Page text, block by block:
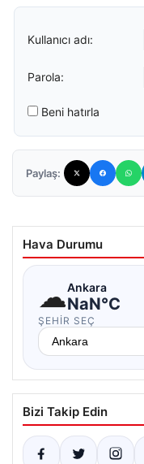
Kullanıcı adı:
Parola:
Beni hatırla
Paylaş:
Hava Durumu
☁Ankara
NaN°C
ŞEHIR SEÇ
Bizi Takip Edin